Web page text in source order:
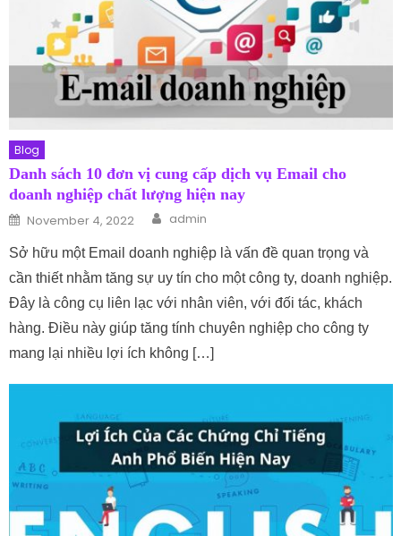
Blog
Danh sách 10 đơn vị cung cấp dịch vụ Email cho
doanh nghiệp chất lượng hiện nay
Posted on
November 4, 2022 Author
admin
Sở hữu một Email doanh nghiệp là vấn đề quan trọng và
cần thiết nhằm tăng sự uy tín cho một công ty, doanh nghiệp.
Đây là công cụ liên lạc với nhân viên, với đối tác, khách
hàng. Điều này giúp tăng tính chuyên nghiệp cho công ty
mang lại nhiều lợi ích không […]